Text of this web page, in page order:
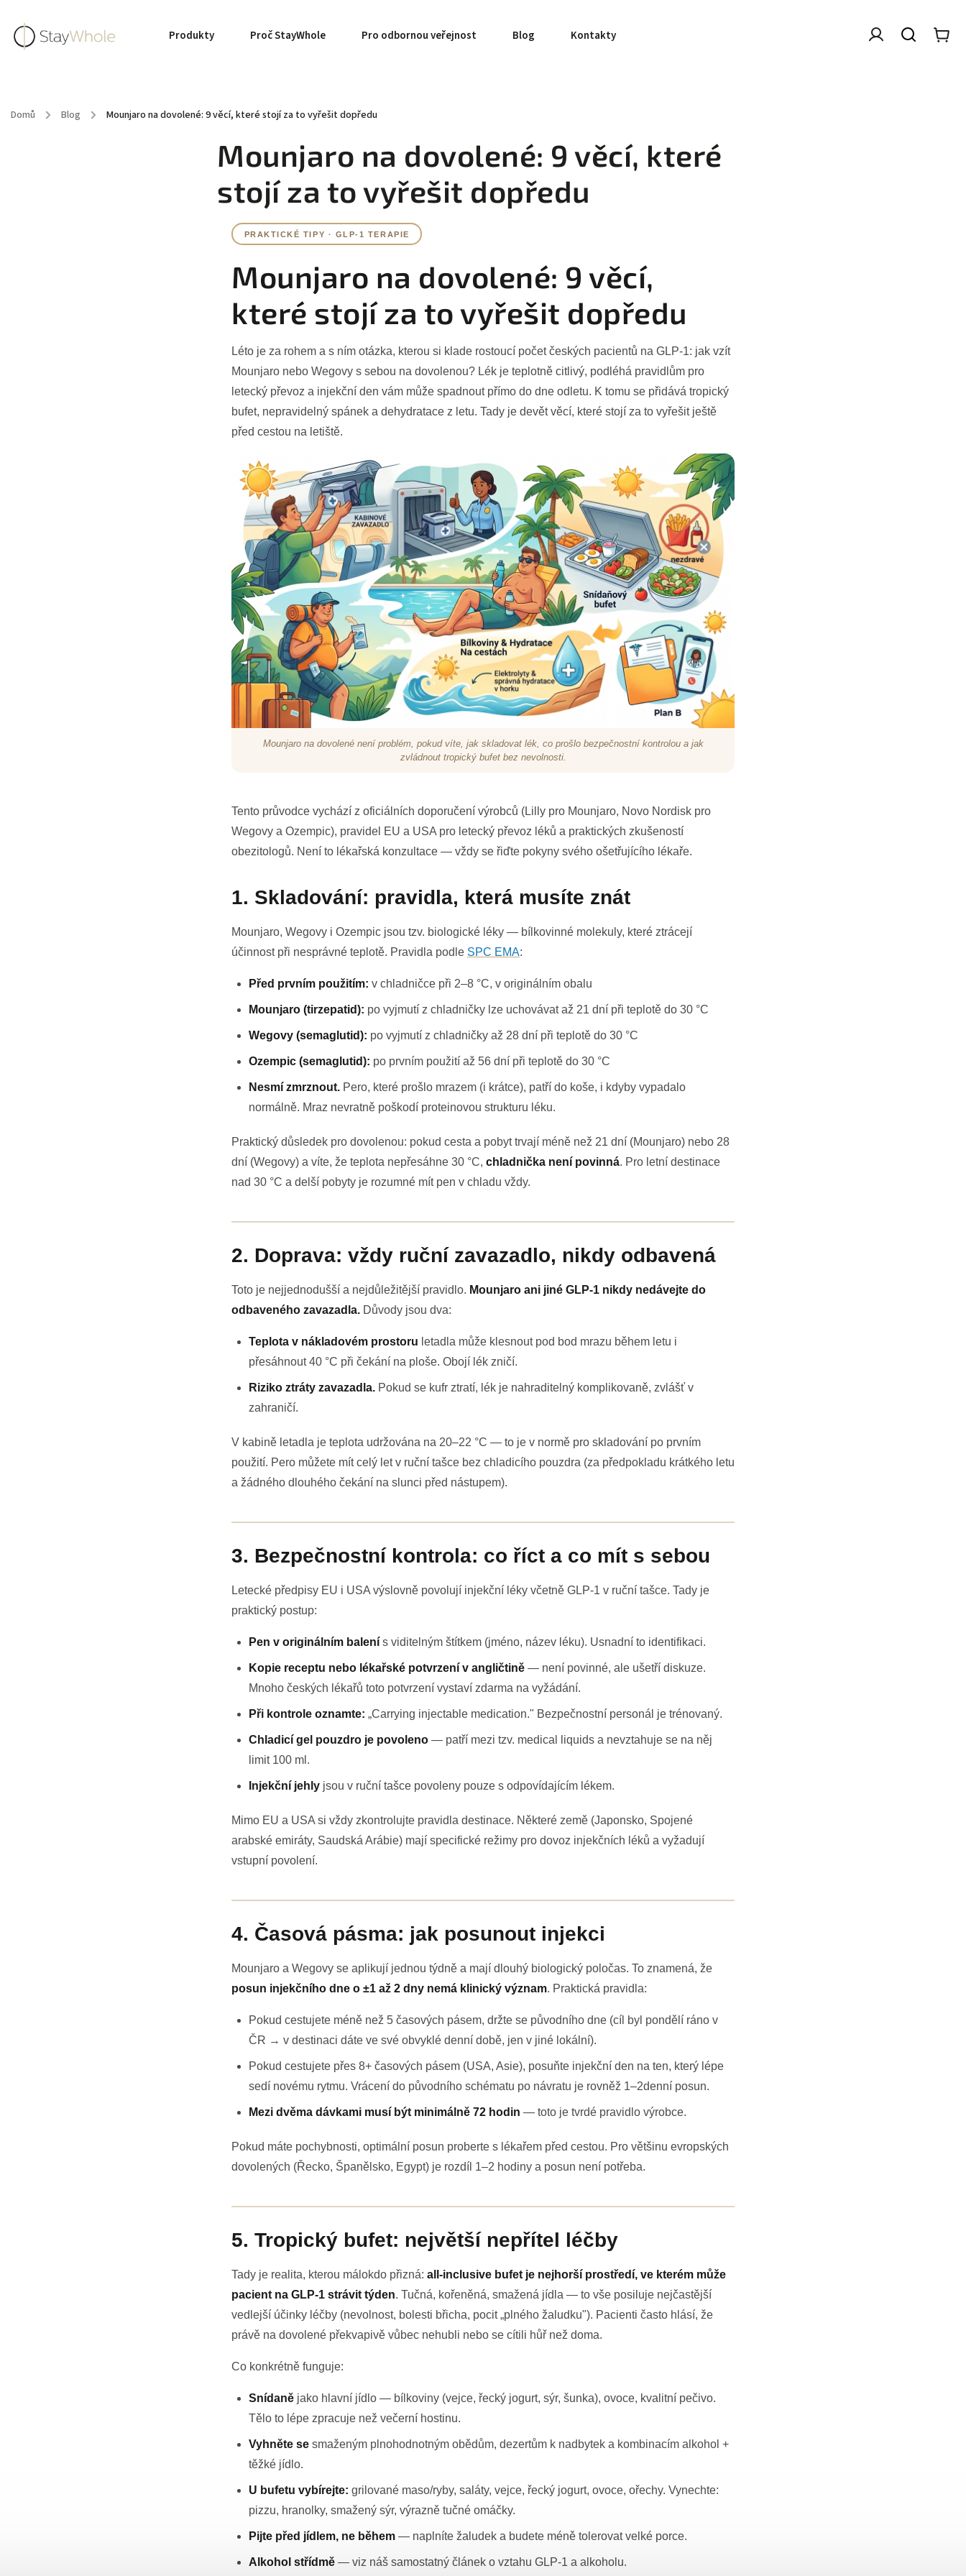
Produkty Proč StayWhole Pro odbornou veřejnost Blog Kontakty
Domů / Blog / Mounjaro na dovolené: 9 věcí, které stojí za to vyřešit dopředu
Mounjaro na dovolené: 9 věcí, které
stojí za to vyřešit dopředu
PRAKTICKÉ TIPY · GLP-1 TERAPIE
Mounjaro na dovolené: 9 věcí,
které stojí za to vyřešit dopředu
Léto je za rohem a s ním otázka, kterou si klade rostoucí počet českých pacientů na GLP-1: jak vzít
Mounjaro nebo Wegovy s sebou na dovolenou? Lék je teplotně citlivý, podléhá pravidlům pro
letecký převoz a injekční den vám může spadnout přímo do dne odletu. K tomu se přidává tropický
bufet, nepravidelný spánek a dehydratace z letu. Tady je devět věcí, které stojí za to vyřešit ještě
před cestou na letiště.
Mounjaro na dovolené není problém, pokud víte, jak skladovat lék, co prošlo bezpečnostní kontrolou a jak
zvládnout tropický bufet bez nevolnosti.
Tento průvodce vychází z oficiálních doporučení výrobců (Lilly pro Mounjaro, Novo Nordisk pro
Wegovy a Ozempic), pravidel EU a USA pro letecký převoz léků a praktických zkušeností
obezitologů. Není to lékařská konzultace — vždy se řiďte pokyny svého ošetřujícího lékaře.
1. Skladování: pravidla, která musíte znát
Mounjaro, Wegovy i Ozempic jsou tzv. biologické léky — bílkovinné molekuly, které ztrácejí
účinnost při nesprávné teplotě. Pravidla podle SPC EMA:
Před prvním použitím: v chladničce při 2–8 °C, v originálním obalu
Mounjaro (tirzepatid): po vyjmutí z chladničky lze uchovávat až 21 dní při teplotě do 30 °C
Wegovy (semaglutid): po vyjmutí z chladničky až 28 dní při teplotě do 30 °C
Ozempic (semaglutid): po prvním použití až 56 dní při teplotě do 30 °C
Nesmí zmrznout. Pero, které prošlo mrazem (i krátce), patří do koše, i kdyby vypadalo
normálně. Mraz nevratně poškodí proteinovou strukturu léku.
Praktický důsledek pro dovolenou: pokud cesta a pobyt trvají méně než 21 dní (Mounjaro) nebo 28
dní (Wegovy) a víte, že teplota nepřesáhne 30 °C, chladnička není povinná. Pro letní destinace
nad 30 °C a delší pobyty je rozumné mít pen v chladu vždy.
2. Doprava: vždy ruční zavazadlo, nikdy odbavená
Toto je nejjednodušší a nejdůležitější pravidlo. Mounjaro ani jiné GLP-1 nikdy nedávejte do
odbaveného zavazadla. Důvody jsou dva:
Teplota v nákladovém prostoru letadla může klesnout pod bod mrazu během letu i
přesáhnout 40 °C při čekání na ploše. Obojí lék zničí.
Riziko ztráty zavazadla. Pokud se kufr ztratí, lék je nahraditelný komplikovaně, zvlášť v
zahraničí.
V kabině letadla je teplota udržována na 20–22 °C — to je v normě pro skladování po prvním
použití. Pero můžete mít celý let v ruční tašce bez chladicího pouzdra (za předpokladu krátkého letu
a žádného dlouhého čekání na slunci před nástupem).
3. Bezpečnostní kontrola: co říct a co mít s sebou
Letecké předpisy EU i USA výslovně povolují injekční léky včetně GLP-1 v ruční tašce. Tady je
praktický postup:
Pen v originálním balení s viditelným štítkem (jméno, název léku). Usnadní to identifikaci.
Kopie receptu nebo lékařské potvrzení v angličtině — není povinné, ale ušetří diskuze.
Mnoho českých lékařů toto potvrzení vystaví zdarma na vyžádání.
Při kontrole oznamte: „Carrying injectable medication." Bezpečnostní personál je trénovaný.
Chladicí gel pouzdro je povoleno — patří mezi tzv. medical liquids a nevztahuje se na něj
limit 100 ml.
Injekční jehly jsou v ruční tašce povoleny pouze s odpovídajícím lékem.
Mimo EU a USA si vždy zkontrolujte pravidla destinace. Některé země (Japonsko, Spojené
arabské emiráty, Saudská Arábie) mají specifické režimy pro dovoz injekčních léků a vyžadují
vstupní povolení.
4. Časová pásma: jak posunout injekci
Mounjaro a Wegovy se aplikují jednou týdně a mají dlouhý biologický poločas. To znamená, že
posun injekčního dne o ±1 až 2 dny nemá klinický význam. Praktická pravidla:
Pokud cestujete méně než 5 časových pásem, držte se původního dne (cíl byl pondělí ráno v
ČR → v destinaci dáte ve své obvyklé denní době, jen v jiné lokální).
Pokud cestujete přes 8+ časových pásem (USA, Asie), posuňte injekční den na ten, který lépe
sedí novému rytmu. Vrácení do původního schématu po návratu je rovněž 1–2denní posun.
Mezi dvěma dávkami musí být minimálně 72 hodin — toto je tvrdé pravidlo výrobce.
Pokud máte pochybnosti, optimální posun proberte s lékařem před cestou. Pro většinu evropských
dovolených (Řecko, Španělsko, Egypt) je rozdíl 1–2 hodiny a posun není potřeba.
5. Tropický bufet: největší nepřítel léčby
Tady je realita, kterou málokdo přizná: all-inclusive bufet je nejhorší prostředí, ve kterém může
pacient na GLP-1 strávit týden. Tučná, kořeněná, smažená jídla — to vše posiluje nejčastější
vedlejší účinky léčby (nevolnost, bolesti břicha, pocit „plného žaludku"). Pacienti často hlásí, že
právě na dovolené překvapivě vůbec nehubli nebo se cítili hůř než doma.
Co konkrétně funguje:
Snídaně jako hlavní jídlo — bílkoviny (vejce, řecký jogurt, sýr, šunka), ovoce, kvalitní pečivo.
Tělo to lépe zpracuje než večerní hostinu.
Vyhněte se smaženým plnohodnotným obědům, dezertům k nadbytek a kombinacím alkohol +
těžké jídlo.
U bufetu vybírejte: grilované maso/ryby, saláty, vejce, řecký jogurt, ovoce, ořechy. Vynechte:
pizzu, hranolky, smažený sýr, výrazně tučné omáčky.
Pijte před jídlem, ne během — naplníte žaludek a budete méně tolerovat velké porce.
Alkohol střídmě — viz náš samostatný článek o vztahu GLP-1 a alkoholu.